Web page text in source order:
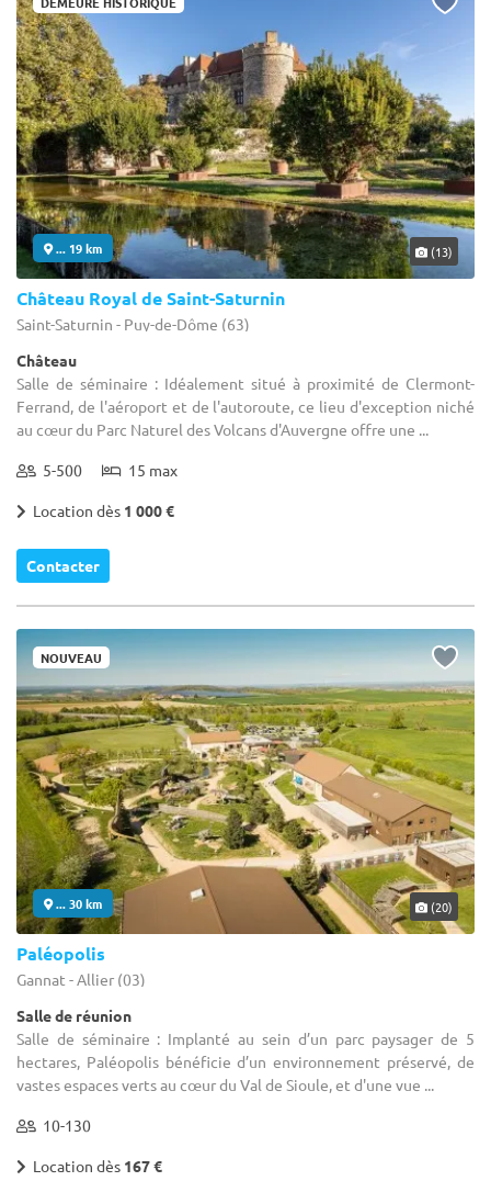
... 19 km (13)
Château Royal de Saint-Saturnin
Saint-Saturnin - Puy-de-Dôme (63)
Château
Salle de séminaire : Idéalement situé à proximité de Clermont-
Ferrand, de l'aéroport et de l'autoroute, ce lieu d'exception niché
au cœur du Parc Naturel des Volcans d'Auvergne offre une ...
5-500 15 max
Location dès 1 000 €
Contacter
NOUVEAU
... 30 km (20)
Paléopolis
Gannat - Allier (03)
Salle de réunion
Salle de séminaire : Implanté au sein d’un parc paysager de 5
hectares, Paléopolis bénéficie d’un environnement préservé, de
vastes espaces verts au cœur du Val de Sioule, et d'une vue ...
10-130
Location dès 167 €